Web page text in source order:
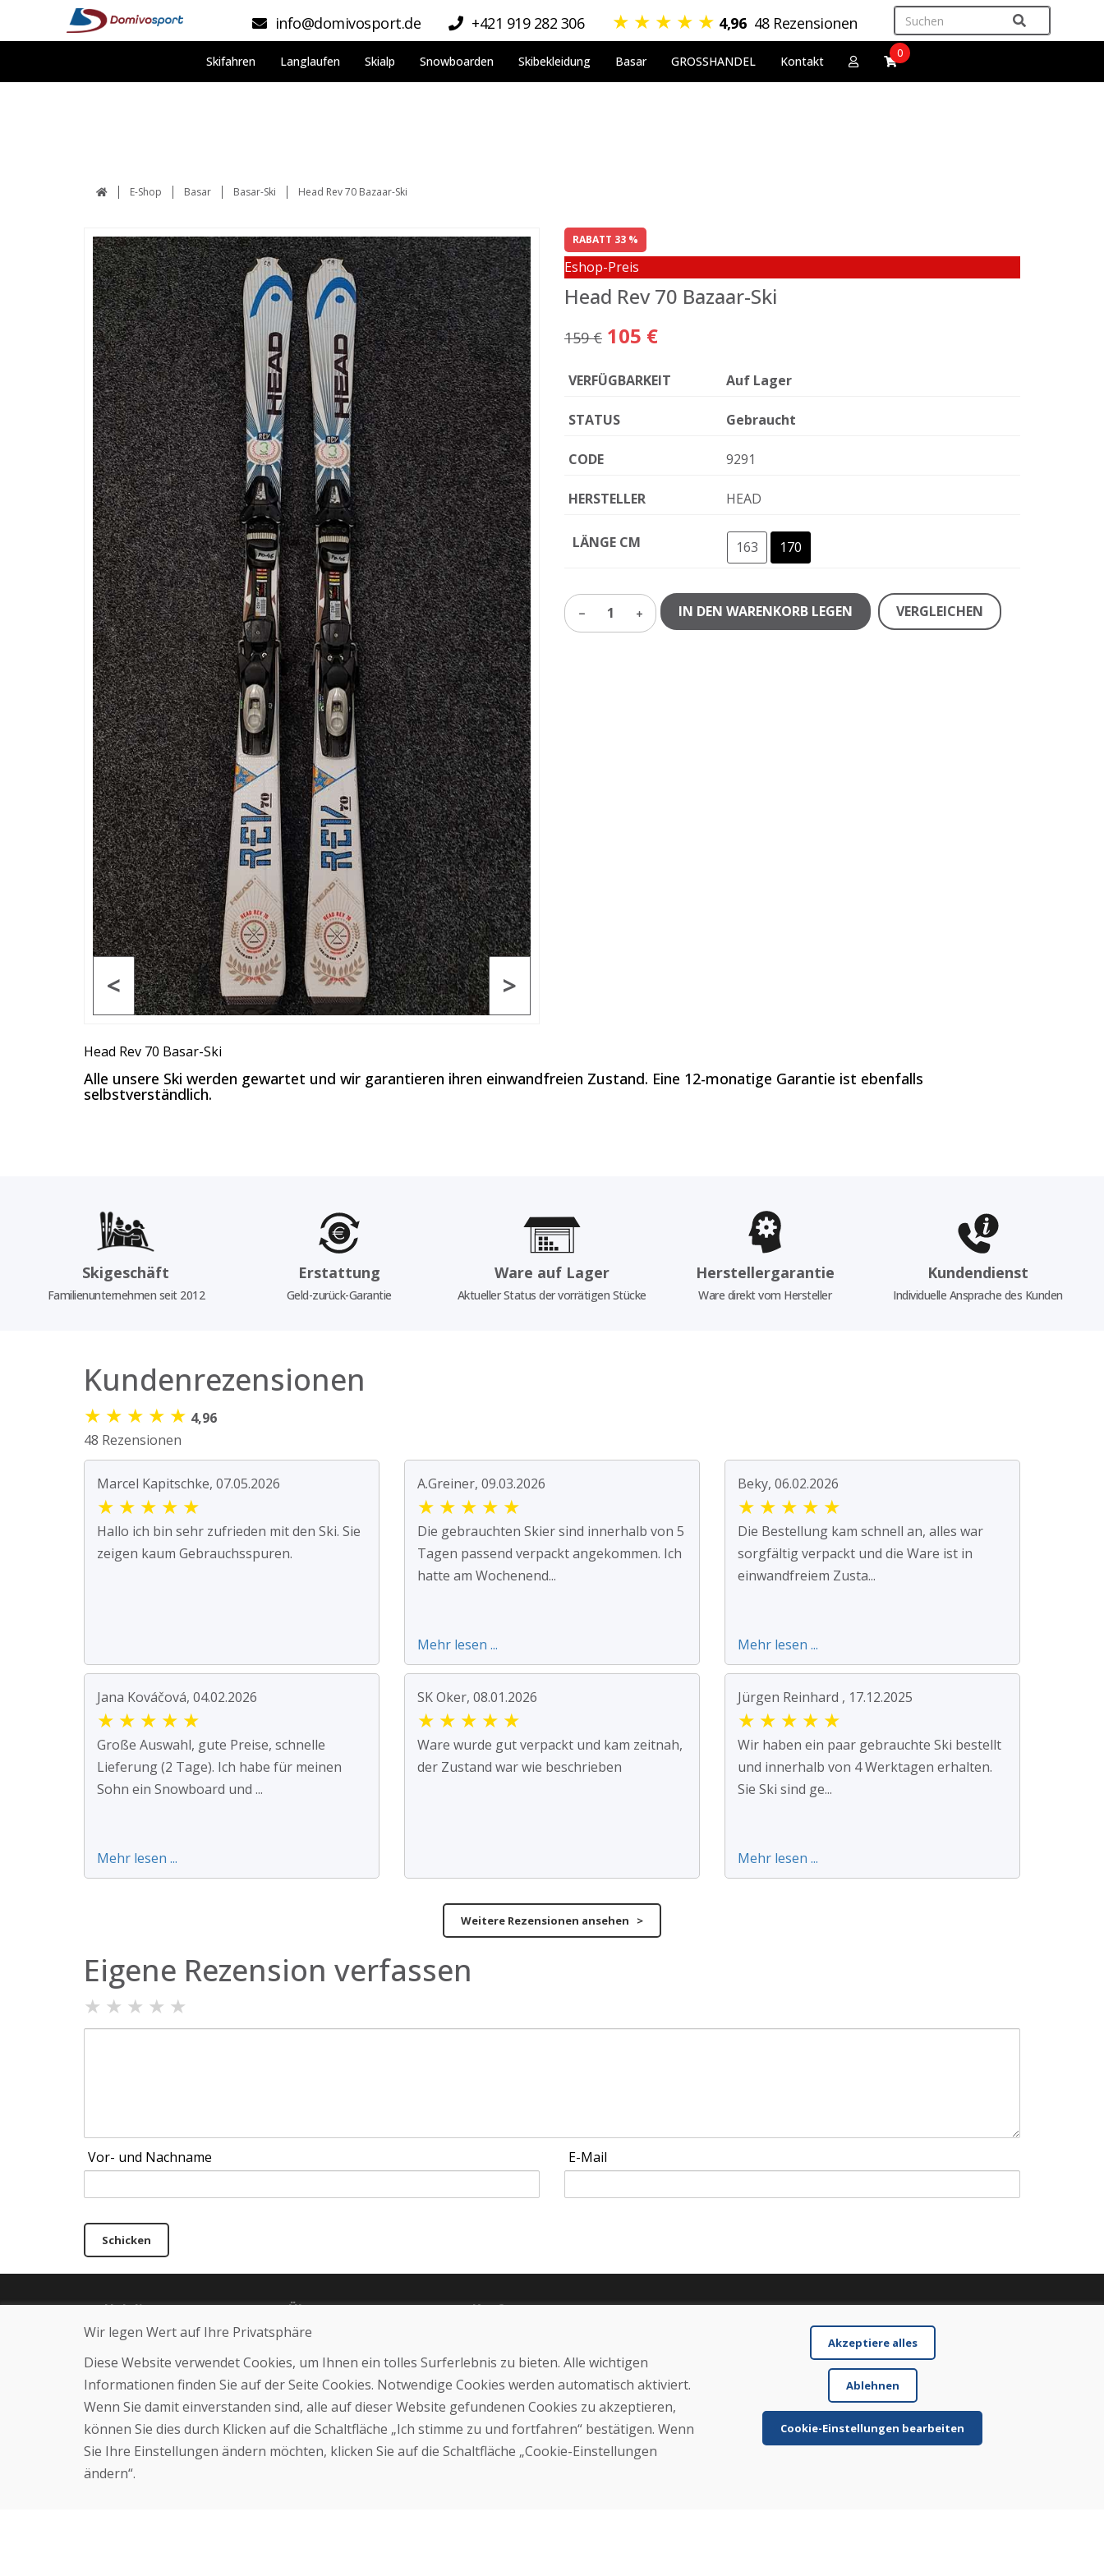
info@domivosport.de +421 919 282 306 ★ ★ ★ ★ ★ 4,96 48 Rezensionen
Skifahren Langlaufen Skialp Snowboarden Skibekleidung Basar GROSSHANDEL Kontakt
0
E-Shop Basar Basar-Ski Head Rev 70 Bazaar-Ski
>
<
RABATT 33 %
Eshop-Preis
Head Rev 70 Bazaar-Ski
159 € 105 €
VERFÜGBARKEIT Auf Lager
STATUS Gebraucht
CODE 9291
HERSTELLER HEAD
LÄNGE CM 163 170
1 IN DEN WARENKORB LEGEN VERGLEICHEN
Head Rev 70 Basar-Ski
Alle unsere Ski werden gewartet und wir garantieren ihren einwandfreien Zustand. Eine 12-monatige Garantie ist ebenfalls
selbstverständlich.
Skigeschäft
Familienunternehmen seit 2012
Erstattung
Geld-zurück-Garantie
Ware auf Lager
Aktueller Status der vorrätigen Stücke
Herstellergarantie
Ware direkt vom Hersteller
Kundendienst
Individuelle Ansprache des Kunden
Kundenrezensionen
★ ★ ★ ★ ★ 4,96
48 Rezensionen
Marcel Kapitschke, 07.05.2026
★ ★ ★ ★ ★
Hallo ich bin sehr zufrieden mit den Ski. Sie
zeigen kaum Gebrauchsspuren.
A.Greiner, 09.03.2026
★ ★ ★ ★ ★
Die gebrauchten Skier sind innerhalb von 5
Tagen passend verpackt angekommen. Ich
hatte am Wochenend...
Mehr lesen ...
Beky, 06.02.2026
★ ★ ★ ★ ★
Die Bestellung kam schnell an, alles war
sorgfältig verpackt und die Ware ist in
einwandfreiem Zusta...
Mehr lesen ...
Jana Kováčová, 04.02.2026
★ ★ ★ ★ ★
Große Auswahl, gute Preise, schnelle
Lieferung (2 Tage). Ich habe für meinen
Sohn ein Snowboard und ...
Mehr lesen ...
SK Oker, 08.01.2026
★ ★ ★ ★ ★
Ware wurde gut verpackt und kam zeitnah,
der Zustand war wie beschrieben
Jürgen Reinhard , 17.12.2025
★ ★ ★ ★ ★
Wir haben ein paar gebrauchte Ski bestellt
und innerhalb von 4 Werktagen erhalten.
Sie Ski sind ge...
Mehr lesen ...
Weitere Rezensionen ansehen >
Eigene Rezension verfassen
★ ★ ★ ★ ★
Vor- und Nachname E-Mail
Schicken
Helpline
+421 919 282 306
Über uns
Blog
Geschäft
Kontakt
Kaufen
Geschäftsbedingungen
Transport
Zahlung
Beschwerde
Rückgabe und Umtausch von
Waren
Wir legen Wert auf Ihre Privatsphäre
Diese Website verwendet Cookies, um Ihnen ein tolles Surferlebnis zu bieten. Alle wichtigen
Informationen finden Sie auf der Seite Cookies. Notwendige Cookies werden automatisch aktiviert.
Wenn Sie damit einverstanden sind, alle auf dieser Website gefundenen Cookies zu akzeptieren,
können Sie dies durch Klicken auf die Schaltfläche „Ich stimme zu und fortfahren“ bestätigen. Wenn
Sie Ihre Einstellungen ändern möchten, klicken Sie auf die Schaltfläche „Cookie-Einstellungen
ändern“.
Akzeptiere alles
Ablehnen
Cookie-Einstellungen bearbeiten